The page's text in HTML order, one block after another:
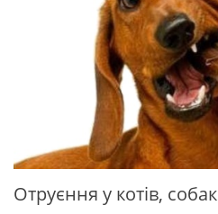
Отруєння у котів, собак